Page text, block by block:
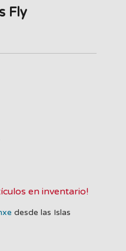
Fly
en inventario!
desde las Islas